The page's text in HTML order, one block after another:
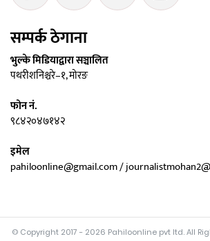
सम्पर्क ठेगाना
भुल्के मिडियाद्वारा सञ्चालित
पथरीशनिश्चरे–१, मोरङ
फोन नं.
९८४२०४७१४२
इमेल
pahiloonline@gmail.com /
© Copyright 2017 - 2026 Pahiloonline pvt ltd. All